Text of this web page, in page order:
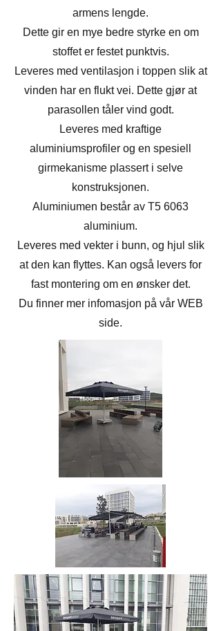
armens lengde.
Dette gir en mye bedre styrke en om
stoffet er festet punktvis.
Leveres med ventilasjon i toppen slik at
vinden har en flukt vei. Dette gjør at
parasollen tåler vind godt.
Leveres med kraftige
aluminiumsprofiler og en spesiell
girmekanisme plassert i selve
konstruksjonen.
Aluminiumen består av T5 6063
aluminium.
Leveres med vekter i bunn, og hjul slik
at den kan flyttes. Kan også levers for
fast montering om en ønsker det.
Du finner mer infomasjon på vår WEB
side.